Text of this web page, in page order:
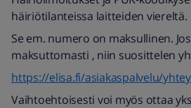
häiriötilanteissa laitteiden viereltä. ​
Se em. numero on maksullinen.
maksuttomasti , niin suosittelen
https://elisa.fi/asiakaspalvelu/
Vaihtoehtoisesti voi myös ottaa